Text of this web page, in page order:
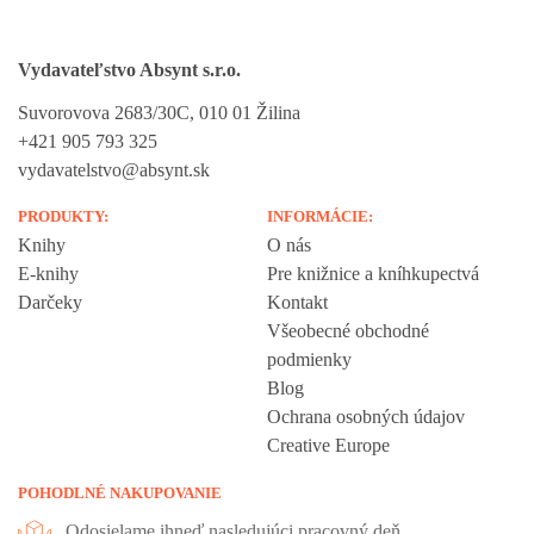
Vydavateľstvo Absynt s.r.o.
Suvorovova 2683/30C, 010 01 Žilina
+421 905 793 325
vydavatelstvo@absynt.sk
PRODUKTY:
Knihy
E-knihy
Darčeky
INFORMÁCIE:
O nás
Pre knižnice a kníhkupectvá
Kontakt
Všeobecné obchodné
podmienky
Blog
Ochrana osobných údajov
Creative Europe
POHODLNÉ NAKUPOVANIE